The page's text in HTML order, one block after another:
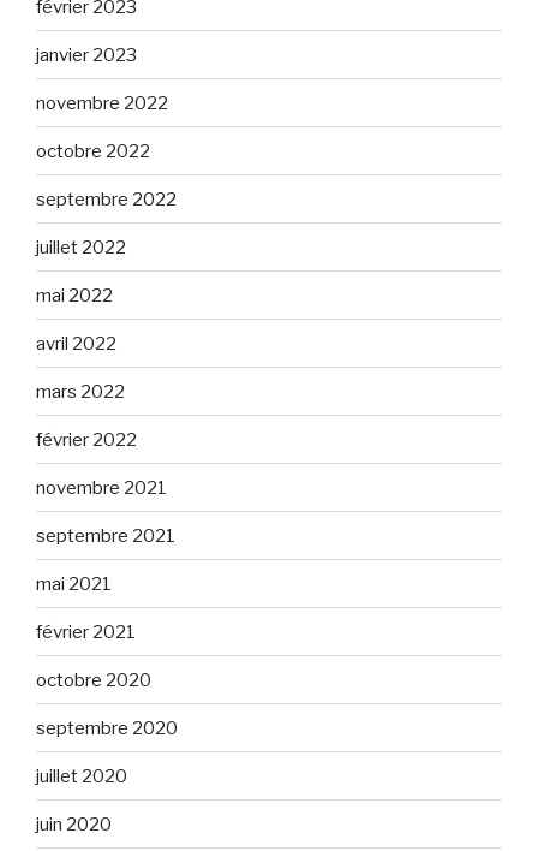
février 2023
janvier 2023
novembre 2022
octobre 2022
septembre 2022
juillet 2022
mai 2022
avril 2022
mars 2022
février 2022
novembre 2021
septembre 2021
mai 2021
février 2021
octobre 2020
septembre 2020
juillet 2020
juin 2020